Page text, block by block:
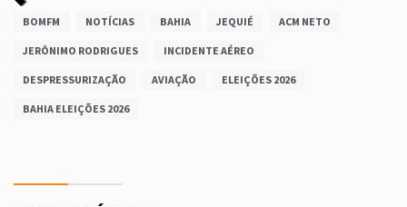
BOMFM NOTÍCIAS BAHIA JEQUIÉ ACM NETO
JERÔNIMO RODRIGUES INCIDENTE AÉREO
DESPRESSURIZAÇÃO AVIAÇÃO ELEIÇÕES 2026
BAHIA ELEIÇÕES 2026